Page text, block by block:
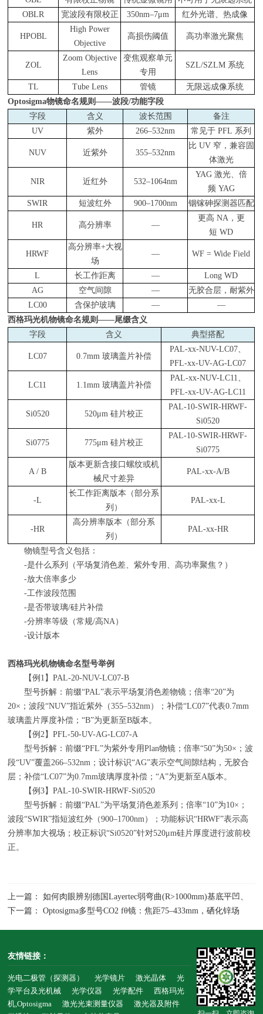
OBLR
宽波段有限校正 350nm–7μm 红外光谱、热成像
HPOBL
High Power
Objective
高损伤阈值 高功率激光聚焦
ZOL
Zoom Objective
Lens
变焦观察单元
专用
SZL/SZLM 系统
TL Tube Lens 管镜
无限远成像系统
Optosigma物镜命名规则——波段/功能字段
字段
含义 波长范围
备注
UV
紫外 266–532nm 常见于 PFL 系列
NUV 近紫外 355–532nm
比 UV 窄，兼容固
体激光
NIR 近红外 532–1064nm
YAG 激光、倍
频 YAG
SWIR
短波红外 900–1700nm 铟镓砷探测器匹配
HR 高分辨率 —
更高 NA，更
短 WD
HRWF
高分辨率+大视
场
— WF = Wide Field
L 长工作距离 —
Long WD
AG
空气间隙 —
无胶合层，耐紫外
LC00
含保护玻璃 —
—
西格玛光机物镜命名规则——尾缀含义
字段
含义 典型搭配
LC07 0.7mm玻璃盖片补偿
PAL-xx-NUV-LC07、
PFL-xx-UV-AG-LC07
LC11 1.1mm玻璃盖片补偿
PAL-xx-NUV-LC11、
PFL-xx-UV-AG-LC11
Si0520 520μm硅片校正
PAL-10-SWIR-HRWF-
Si0520
Si0775 775μm硅片校正
PAL-10-SWIR-HRWF-
Si0775
A / B
版本更新含接口螺纹或机
械尺寸差异
PAL-xx-A/B
-L
长工作距离版本（部分系
列）
PAL-xx-L
-HR
高分辨率版本（部分系
列）
PAL-xx-HR
物镜型号含义包括：
-是什么系列（平场复消色差、紫外专用、高功率聚焦？）
-放大倍率多少
-工作波段范围
-是否带玻璃/硅片补偿
-分辨率等级（常规/高NA）
-设计版本
西格玛光机物镜命名型号举例
【例 1 】PAL-20-NUV-LC07-B
型号拆解：前缀“PAL”表示平场复消色差物镜；倍率“20”为
20× ；波段“NUV”指近紫外（355–532nm）；补偿“LC07”代表0.7mm
玻璃盖片厚度补偿；“B”为更新至B版本。
【例2】PFL-50-UV-AG-LC07-A
型号拆解：前缀“PFL”为紫外专用Plan物镜；倍率“50”为50× ；波
段“UV”覆盖266–532nm ；设计标识“AG”表示空气间隙结构，无胶合
层；补偿“LC07”为0.7mm玻璃厚度补偿；“A”为更新至A版本。
【例3】PAL-10-SWIR-HRWF-Si0520
型号拆解：前缀“PAL”为平场复消色差系列；倍率“10”为10× ；
波段“SWIR”指短波红外（900–1700nm）；功能标识“HRWF”表示高
分辨率加大视场；校正标识“Si0520”针对520μm硅片厚度进行波前校
正。
上一篇： 如何肉眼辨别德国Layertec弱弯曲(R>1000mm)基底平凹、
平凸激光反射镜正反面和楔形的方法？
下一篇： Optosigma多型号CO2 fθ镜：焦距75–433mm，硒化锌场
友情链接：
光电二极管（探测器） 光学镜片 激光晶体
光
学平台及光机械
光学仪器 光学配件
西格玛光
机,Optosigma
激光光束测量仪器
激光器及附件